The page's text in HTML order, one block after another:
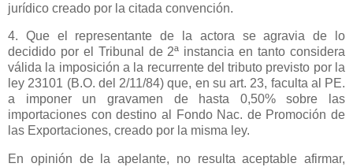
jurídico creado por la citada convención.
4. Que el representante de la actora se agravia de lo
decidido por el Tribunal de 2ª instancia en tanto considera
válida la imposición a la recurrente del tributo previsto por la
ley 23101 (B.O. del 2/11/84) que, en su art. 23, faculta al PE.
a imponer un gravamen de hasta 0,50% sobre las
importaciones con destino al Fondo Nac. de Promoción de
las Exportaciones, creado por la misma ley.
En opinión de la apelante, no resulta aceptable afirmar,